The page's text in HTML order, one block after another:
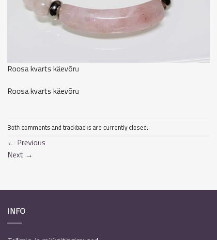
Roosa kvarts käevõru
Roosa kvarts käevõru
Both comments and trackbacks are currently closed.
← Previous
Next →
INFO